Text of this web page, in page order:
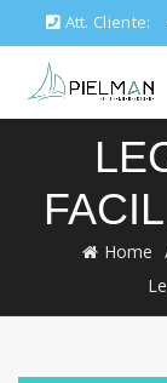
Att. Cliente:
Home